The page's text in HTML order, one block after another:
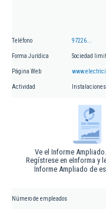
Teléfono 97226...
Forma Jurídica Sociedad
Página Web
Actividad
Ve el Informe
Regístrese en eInforma y
Informe Ampliado de
Número de empleados